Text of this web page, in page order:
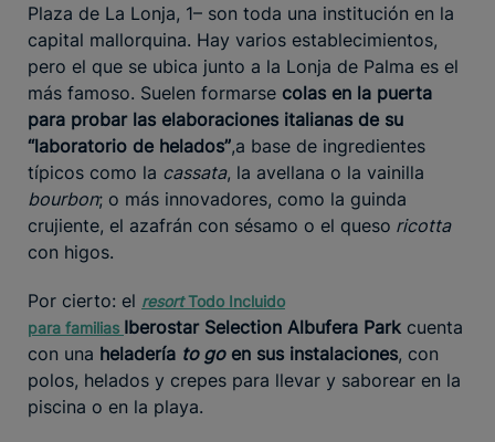
Plaza de La Lonja, 1– son toda una institución en la
capital mallorquina. Hay varios establecimientos,
pero el que se ubica junto a la Lonja de Palma es el
más famoso. Suelen formarse colas en la puerta
para probar las elaboraciones italianas de su
“laboratorio de helados”,a base de ingredientes
típicos como la cassata, la avellana o la vainilla
bourbon; o más innovadores, como la guinda
crujiente, el azafrán con sésamo o el queso ricotta
con higos.
Por cierto: el resortTodo Incluido
para familias IberostarSelection Albufera Park cuenta
con una heladería to goen sus instalaciones, con
polos, helados y crepes para llevar y saborear en la
piscina o en la playa.